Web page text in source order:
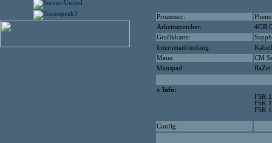
Prozessor:
Arbeitsspeicher:
4GB
Grafikkarte:
Internetanbindung:
Maus:
CM
Mauspad:
» Info:
FSK
FSK
FSK
Config: